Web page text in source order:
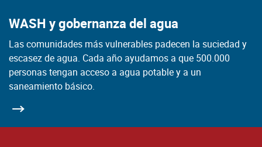
WASH y gobernanza del agua
Las comunidades más vulnerables padecen la suciedad y
escasez de agua. Cada año ayudamos a que 500.000
personas tengan acceso a agua potable y a un
saneamiento básico.